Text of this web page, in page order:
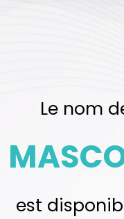
Le nom
est